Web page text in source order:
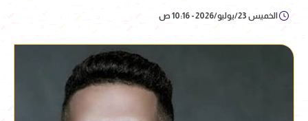
الخميس 23/يوليو/2026 - 10:16 ص